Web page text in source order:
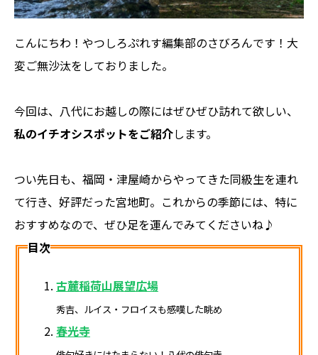
こんにちわ！やつしろぷれす編集部のさびろんです！大
変ご無沙汰をしておりました。
今回は、八代にお越しの際にはぜひぜひ訪れて欲しい、
私のイチオシスポットをご紹介します。
つい先日も、福岡・津屋崎からやってきた同級生を連れ
て行き、好評だった宮地町。これからの季節には、特に
おすすめなので、ぜひ足を運んでみてくださいね♪
目次
古麓稲荷山展望広場
秀吉、ルイス・フロイスも感嘆した眺め
春光寺